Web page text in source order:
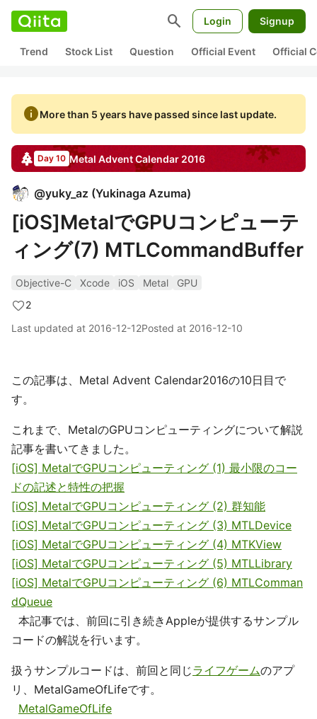
search Login Signup
Trend Stock List Question Official Event Official
infoMore than 5 years have passed since last update.
Day 10 Metal Advent Calendar 2016
@yuky_az (Yukinaga Azuma)
[iOS]MetalでGPUコンピューテ
ィング(7) MTLCommandBuffer
Objective-C Xcode iOS Metal
GPU
2
Last updated at 2016-12-12Posted at 2016-12-10
この記事は、Metal Advent Calendar2016の10日目で
す。
これまで、MetalのGPUコンピューティングについて解説
記事を書いてきました。
[iOS] MetalでGPUコンピューティング (1) 最小限のコー
ドの記述と特性の把握
[iOS] MetalでGPUコンピューティング (2) 群知能
[iOS] MetalでGPUコンピューティング (3) MTLDevice
[iOS] MetalでGPUコンピューティング (4) MTKView
[iOS] MetalでGPUコンピューティング (5) MTLLibrary
[iOS] MetalでGPUコンピューティング (6) MTLComman
dQueue
本記事では、前回に引き続きAppleが提供するサンプル
コードの解説を行います。
扱うサンプルコードは、前回と同じライフゲームのアプ
リ、MetalGameOfLifeです。
MetalGameOfLife